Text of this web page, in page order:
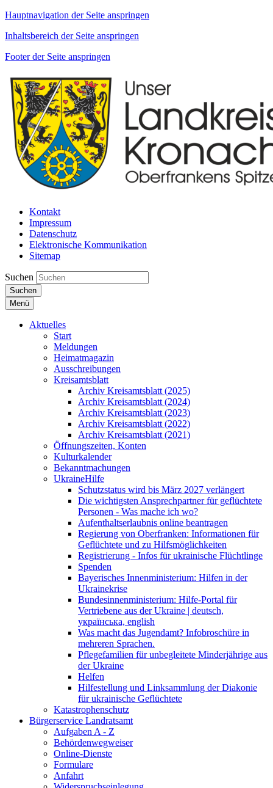
Hauptnavigation der Seite anspringen
Inhaltsbereich der Seite anspringen
Footer der Seite anspringen
Kontakt
Impressum
Datenschutz
Elektronische Kommunikation
Sitemap
Suchen
Suchen
Menü
Aktuelles
Start
Meldungen
Heimatmagazin
Ausschreibungen
Kreisamtsblatt
Archiv Kreisamtsblatt (2025)
Archiv Kreisamtsblatt (2024)
Archiv Kreisamtsblatt (2023)
Archiv Kreisamtsblatt (2022)
Archiv Kreisamtsblatt (2021)
Öffnungszeiten, Konten
Kulturkalender
Bekanntmachungen
UkraineHilfe
Schutzstatus wird bis März 2027 verlängert
Die wichtigsten Ansprechpartner für geflüchtete
Personen - Was mache ich wo?
Aufenthaltserlaubnis online beantragen
Regierung von Oberfranken: Informationen für
Geflüchtete und zu Hilfsmöglichkeiten
Registrierung - Infos für ukrainische Flüchtlinge
Spenden
Bayerisches Innenministerium: Hilfen in der
Ukrainekrise
Bundesinnenministerium: Hilfe-Portal für
Vertriebene aus der Ukraine | deutsch,
українська, english
Was macht das Jugendamt? Infobroschüre in
mehreren Sprachen.
Pflegefamilien für unbegleitete Minderjährige aus
der Ukraine
Helfen
Hilfestellung und Linksammlung der Diakonie
für ukrainische Geflüchtete
Katastrophenschutz
Bürgerservice Landratsamt
Aufgaben A - Z
Behördenwegweiser
Online-Dienste
Formulare
Anfahrt